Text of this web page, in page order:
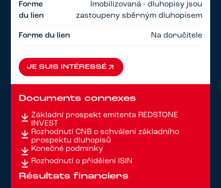
Forme
du lien
Imobilizovaná - dluhopisy jsou
zastoupeny sběrným dluhopisem
Forme du lien Na doručitele
JE SUIS INTÉRESSÉ
JE SUIS INTÉRESSÉ
Documents connexes
Základní prospekt emitenta REDSTONE
INVEST
Rozhodnutí ČNB o schválení základního
prospektu dluhopisů
Konečné podmínky
Rozhodnutí o přidělení ISIN
Résultats financiers